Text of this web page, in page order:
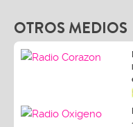
OTROS MEDIOS